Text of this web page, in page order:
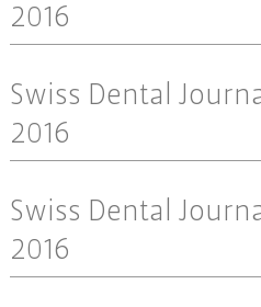
2016
Swiss Dental
2016
Swiss Dental
2016